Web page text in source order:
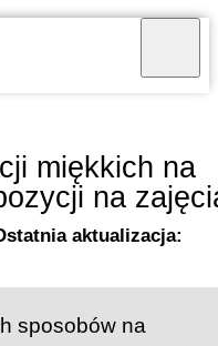
miękkich na
na
aktualizacja:
sposobów na